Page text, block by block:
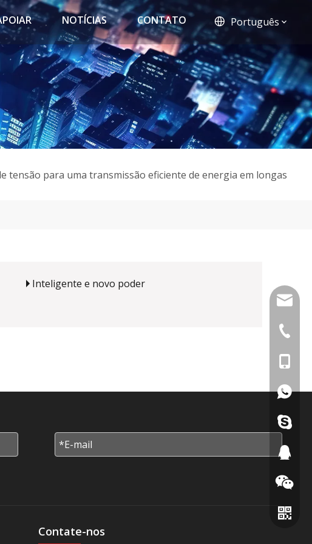
NOTÍCIAS CONTATO Português
tensão para uma transmissão eficiente de energia em longas
Inteligente e novo poder
Contate-nos
+86-